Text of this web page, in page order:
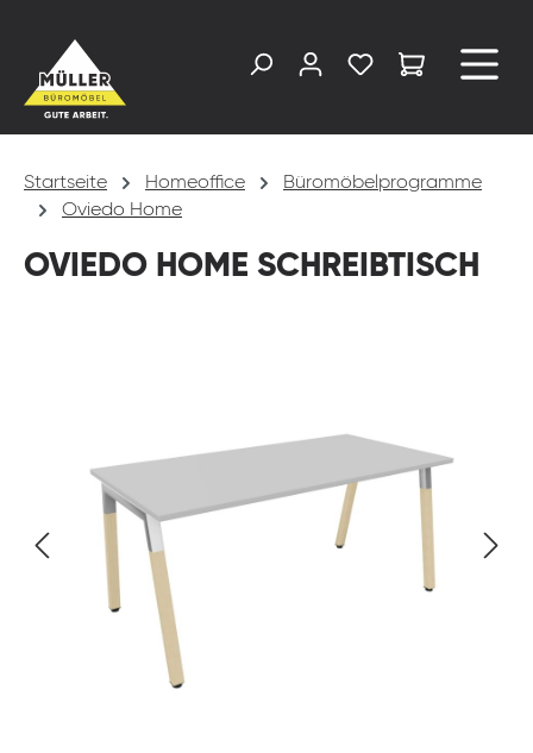
Startseite Homeoffice
Büromöbelprogramme
Oviedo Home
OVIEDO HOME SCHREIBTISCH